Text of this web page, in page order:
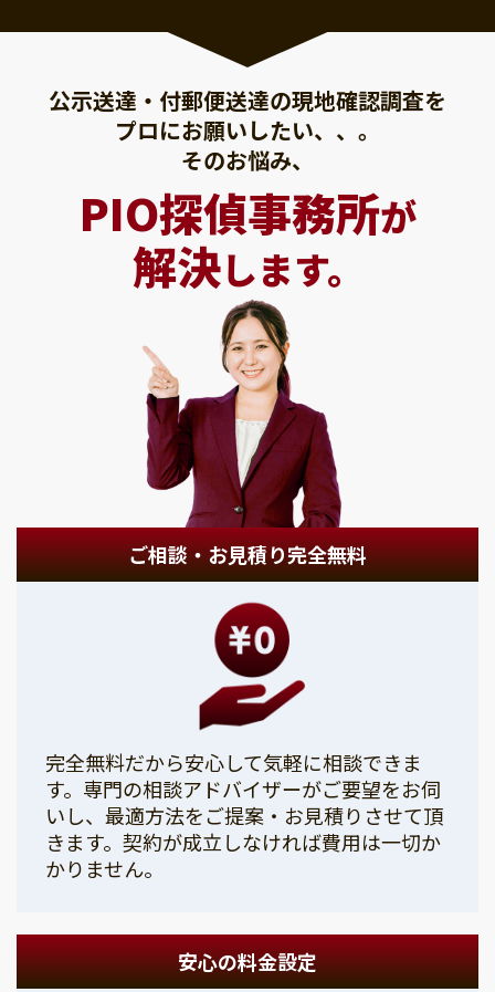
公示送達・付郵便送達の現地確認調査を
プロにお願いしたい、、。
そのお悩み、
PIO探偵事務所が
解決します。
ご相談・お見積り完全無料
完全無料だから安心して気軽に相談できま
す。専門の相談アドバイザーがご要望をお伺
いし、最適方法をご提案・お見積りさせて頂
きます。契約が成立しなければ費用は一切か
かりません。
安心の料金設定